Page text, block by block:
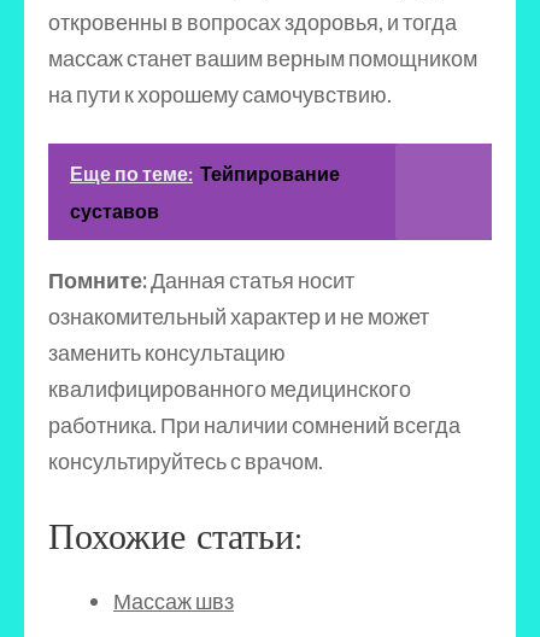
откровенны в вопросах здоровья, и тогда
массаж станет вашим верным помощником
на пути к хорошему самочувствию.
Еще по теме: Тейпирование
суставов
Помните:Данная статья носит
ознакомительный характер и не может
заменить консультацию
квалифицированного медицинского
работника. При наличии сомнений всегда
консультируйтесь с врачом.
Похожие статьи:
Массаж швз